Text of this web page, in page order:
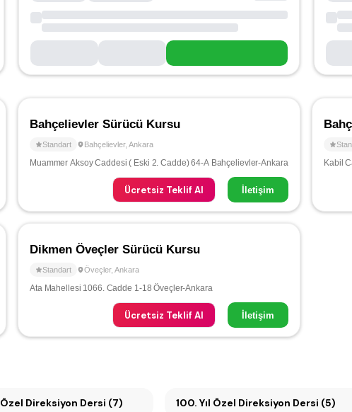
Bahçelievler Sürücü Kursu
Standart Bahçelievler, Ankara
Muammer Aksoy Caddesi ( Eski 2. Cadde) 64-A Bahçelievler-Ankara
Ücretsiz Teklif Al İletişim
Kabil
Dikmen Öveçler Sürücü Kursu
Standart Öveçler, Ankara
Ata Mahellesi 1066. Cadde 1-18 Öveçler-Ankara
Ücretsiz Teklif Al İletişim
Direksiyon Dersi (7) 100. Yıl Özel Direksiyon Dersi (5)